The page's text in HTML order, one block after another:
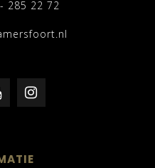
285 22 72